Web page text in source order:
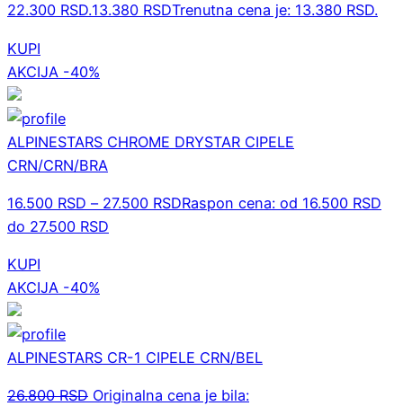
22.300 RSD.13.380 RSDTrenutna cena je: 13.380 RSD.
KUPI
AKCIJA -40%
ALPINESTARS CHROME DRYSTAR CIPELE
CRN/CRN/BRA
16.500 RSD – 27.500 RSDRaspon cena: od 16.500 RSD
do 27.500 RSD
KUPI
AKCIJA -40%
ALPINESTARS CR-1 CIPELE CRN/BEL
26.800RSD Originalna cena je bila: